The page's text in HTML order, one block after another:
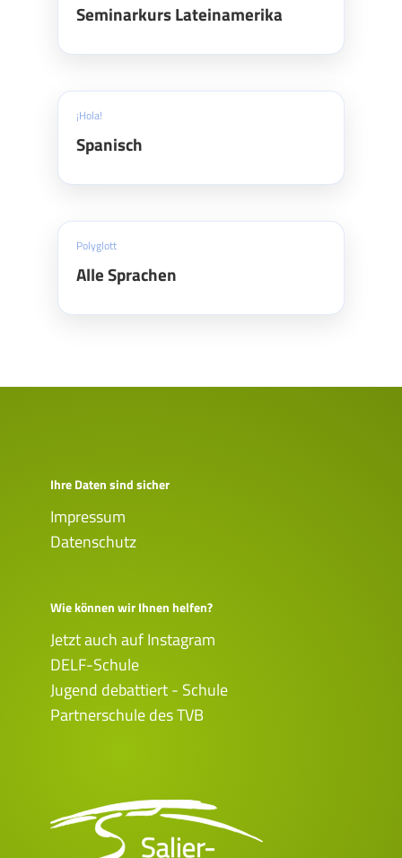
Seminarkurs Lateinamerika
¡Hola!
Spanisch
Polyglott
Alle Sprachen
Ihre Daten sind sicher
Impressum
Datenschutz
Wie können wir Ihnen helfen?
Jetzt auch auf Instagram
DELF-Schule
Jugend debattiert - Schule
Partnerschule des TVB